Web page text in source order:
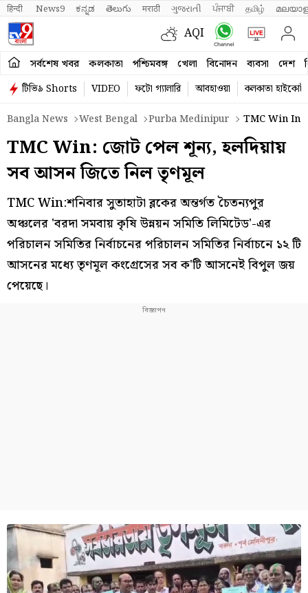
हिन्दी News9 ಕನ್ನಡ తెలుగు मराठी ગુજરાતી ਪੰਜਾਬੀ தமிழ்
AQI
সর্বশেষ খবর কলকাতা পশ্চিমবঙ্গ খেলা বিনোদন ব্যবসা দেশ
টিভি৯ Shorts VIDEO ফটো গ্যালারি আবহাওয়া
কলকাতা হাইকোর্ট
Bangla News
West Bengal Purba Medinipur TMC Win In
TMC Win: জোট পেল শূন্য, হলদিয়ায়
সব আসন জিতে নিল তৃণমূল
TMC Win:শনিবার সুতাহাটা ব্লকের অন্তর্গত চৈতন্যপুর
অঞ্চলের 'বরদা সমবায় কৃষি উন্নয়ন সমিতি লিমিটেড'-এর
পরিচালন সমিতির নির্বাচনের পরিচালন সমিতির নির্বাচনে ১২ টি
আসনের মধ্যে তৃণমূল কংগ্রেসের সব ক'টি আসনেই বিপুল জয়
পেয়েছে।